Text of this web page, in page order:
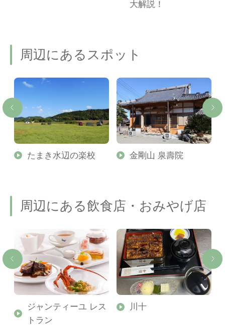
大解説！
周辺にあるスポット
たまき水辺の楽校 金剛山 泉壽院
周辺にある飲食店・おみやげ店
ジャンティーユ レス
トラン
川十